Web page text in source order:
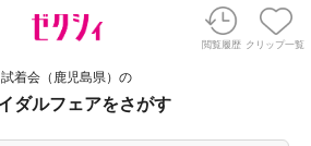
閲覧履歴 クリップ一覧
試着会（鹿児島県）の
ダルフェアをさがす